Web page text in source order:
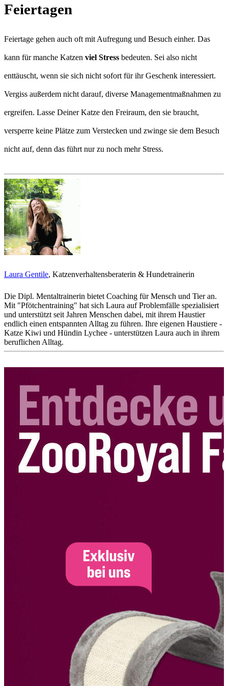
Feiertagen
Feiertage gehen auch oft mit Aufregung und Besuch einher. Das
kann für manche Katzen viel Stress bedeuten. Sei also nicht
enttäuscht, wenn sie sich nicht sofort für ihr Geschenk interessiert.
Vergiss außerdem nicht darauf, diverse Managementmaßnahmen zu
ergreifen. Lasse Deiner Katze den Freiraum, den sie braucht,
versperre keine Plätze zum Verstecken und zwinge sie dem Besuch
nicht auf, denn das führt nur zu noch mehr Stress.
Laura Gentile, Katzenverhaltensberaterin & Hundetrainerin
Die Dipl. Mentaltrainerin bietet Coaching für Mensch und Tier an.
Mit "Pfötchentraining" hat sich Laura auf Problemfälle spezialisiert
und unterstützt seit Jahren Menschen dabei, mit ihrem Haustier
endlich einen entspannten Alltag zu führen. Ihre eigenen Haustiere -
Katze Kiwi und Hündin Lychee - unterstützen Laura auch in ihrem
beruflichen Alltag.